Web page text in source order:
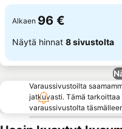
Alkaen 96 €
Näytä hinnat 8 sivustolta
Varaussivustoilta
jatkuvasti. Tämä
varaussivustolta